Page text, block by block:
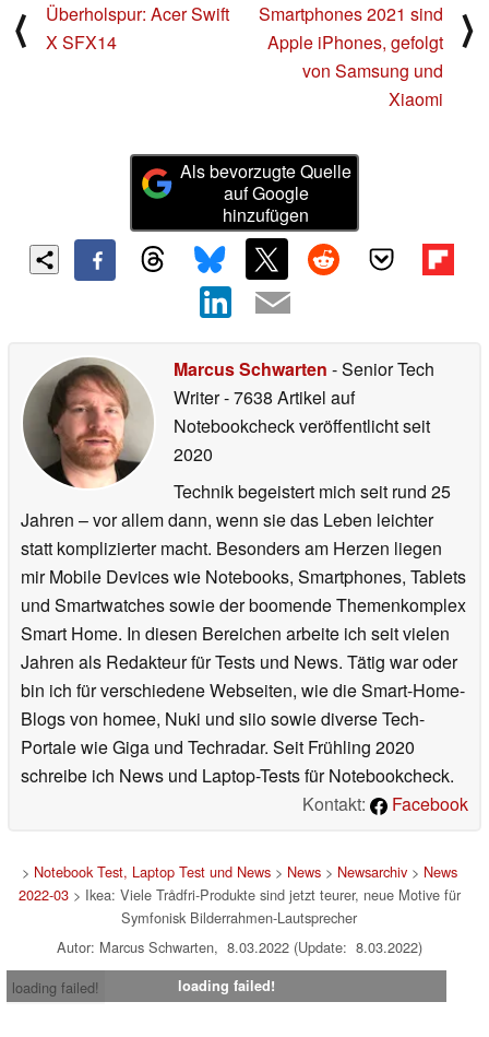
⟨
Überholspur: Acer Swift
X SFX14
Smartphones 2021 sind
Apple iPhones, gefolgt
von Samsung und
Xiaomi
⟩
Als bevorzugte Quelle
auf Google
hinzufügen
Marcus Schwarten - Senior Tech
Writer- 7638 Artikel auf
Notebookcheck veröffentlichtseit
2020
Technik begeistert mich seit rund 25
Jahren – vor allem dann, wenn sie das Leben leichter
statt komplizierter macht. Besonders am Herzen liegen
mir Mobile Devices wie Notebooks, Smartphones, Tablets
und Smartwatches sowie der boomende Themenkomplex
Smart Home. In diesen Bereichen arbeite ich seit vielen
Jahren als Redakteur für Tests und News. Tätig war oder
bin ich für verschiedene Webseiten, wie die Smart-Home-
Blogs von homee, Nuki und siio sowie diverse Tech-
Portale wie Giga und Techradar. Seit Frühling 2020
schreibe ich News und Laptop-Tests für Notebookcheck.
Kontakt:
Facebook
> Notebook Test, Laptop Test und News> News> Newsarchiv> News
2022-03> Ikea: Viele Trådfri-Produkte sind jetzt teurer, neue Motive für
Symfonisk Bilderrahmen-Lautsprecher
Autor: Marcus Schwarten, 8.03.2022 (Update: 8.03.2022)
loading failed!
loading failed!